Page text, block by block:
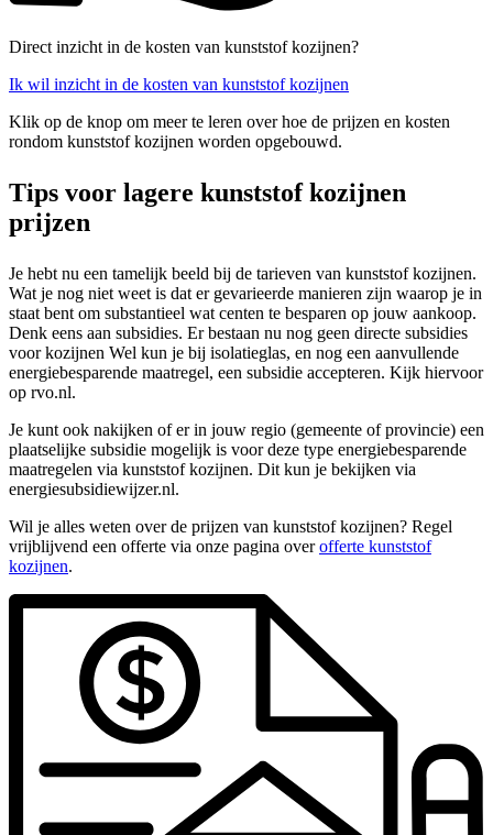
Direct inzicht in de kosten van kunststof kozijnen?
Ik wil inzicht in de kosten van kunststof kozijnen
Klik op de knop om meer te leren over hoe de prijzen en kosten
rondom kunststof kozijnen worden opgebouwd.
Tips voor lagere kunststof kozijnen
prijzen
Je hebt nu een tamelijk beeld bij de tarieven van kunststof kozijnen.
Wat je nog niet weet is dat er gevarieerde manieren zijn waarop je in
staat bent om substantieel wat centen te besparen op jouw aankoop.
Denk eens aan subsidies. Er bestaan nu nog geen directe subsidies
voor kozijnen Wel kun je bij isolatieglas, en nog een aanvullende
energiebesparende maatregel, een subsidie accepteren. Kijk hiervoor
op rvo.nl.
Je kunt ook nakijken of er in jouw regio (gemeente of provincie) een
plaatselijke subsidie mogelijk is voor deze type energiebesparende
maatregelen via kunststof kozijnen. Dit kun je bekijken via
energiesubsidiewijzer.nl.
Wil je alles weten over de prijzen van kunststof kozijnen? Regel
vrijblijvend een offerte via onze pagina overofferte kunststof
kozijnen.